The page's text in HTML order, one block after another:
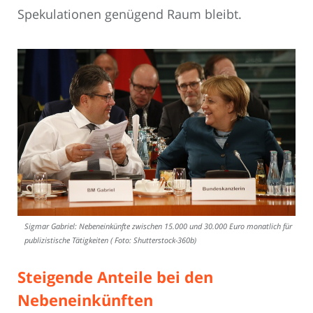
Spekulationen genügend Raum bleibt.
Sigmar Gabriel: Nebeneinkünfte zwischen 15.000 und 30.000 Euro monatlich für
publizistische Tätigkeiten ( Foto: Shutterstock-360b)
Steigende Anteile bei den
Nebeneinkünften